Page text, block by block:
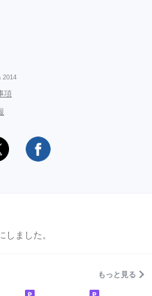
2014
項
ました。
もっと見る